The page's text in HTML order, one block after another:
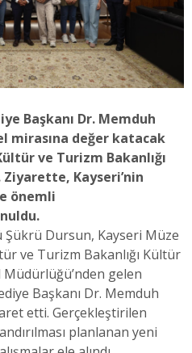
Başkanı Dr. Memduh
mirasına değer katacak
ve Turizm Bakanlığı
Kayseri’nin
önemli
Dursun, Kayseri Müze
ve Turizm Bakanlığı Kültür
Müdürlüğü’nden gelen
Başkanı Dr. Memduh
etti. Gerçekleştirilen
planlanan yeni